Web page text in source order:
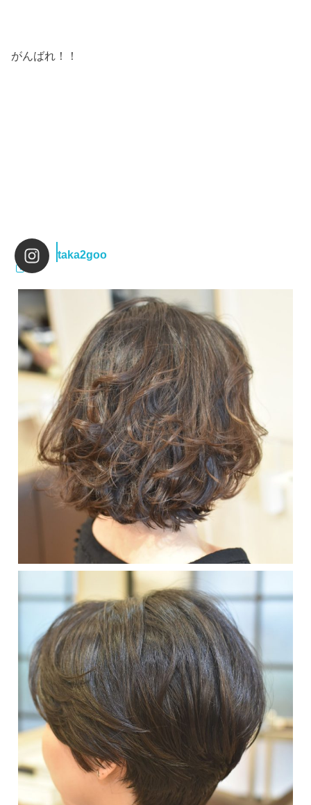
がんばれ！！
taka2goo